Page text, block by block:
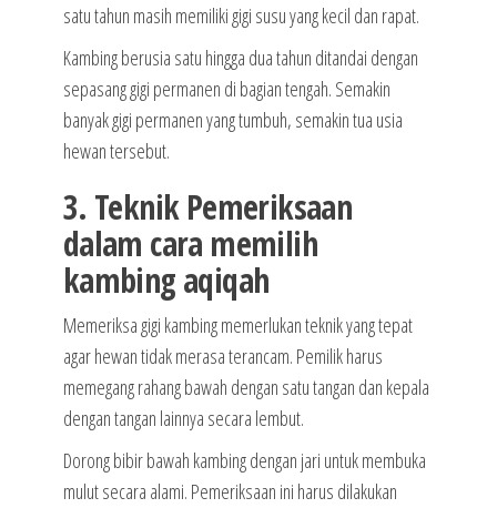
satu tahun masih memiliki gigi susu yang kecil dan rapat.
Kambing berusia satu hingga dua tahun ditandai dengan
sepasang gigi permanen di bagian tengah. Semakin
banyak gigi permanen yang tumbuh, semakin tua usia
hewan tersebut.
3. Teknik Pemeriksaan
dalam cara memilih
kambing aqiqah
Memeriksa gigi kambing memerlukan teknik yang tepat
agar hewan tidak merasa terancam. Pemilik harus
memegang rahang bawah dengan satu tangan dan kepala
dengan tangan lainnya secara lembut.
Dorong bibir bawah kambing dengan jari untuk membuka
mulut secara alami. Pemeriksaan ini harus dilakukan